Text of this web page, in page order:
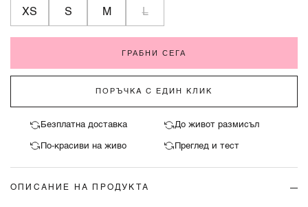
XS S M L
ГРАБНИ СЕГА
ПОРЪЧКА С ЕДИН КЛИК
Безплатна доставка До живот размисъл
По-красиви на живо Преглед и тест
ОПИСАНИЕ НА ПРОДУКТА